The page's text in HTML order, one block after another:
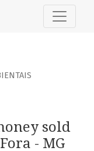
region of Juiz de
sold
- MG